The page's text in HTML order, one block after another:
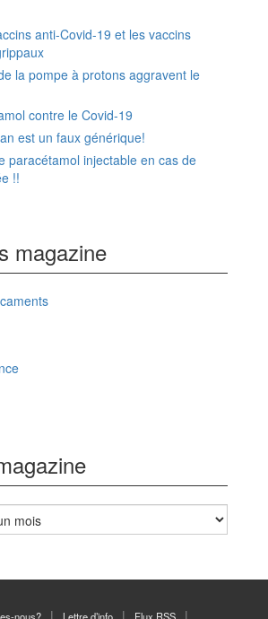
anti-Covid-19 et les vaccins
la pompe à protons aggravent le
contre le Covid-19
est un faux générique!
paracétamol injectable en cas de
!!
magazine